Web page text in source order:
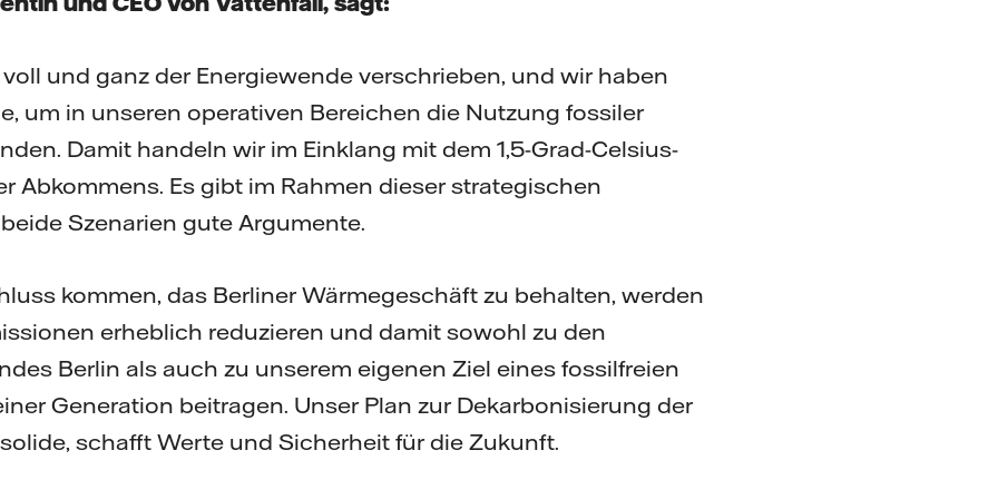
und ganz der Energiewende verschrieben, und wir haben
um in unseren operativen Bereichen die Nutzung fossiler
Damit handeln wir im Einklang mit dem 1,5-Grad-Celsius-
Abkommens. Es gibt im Rahmen dieser strategischen
Szenarien gute Argumente.
kommen, das Berliner Wärmegeschäft zu behalten, werden
erheblich reduzieren und damit sowohl zu den
Berlin als auch zu unserem eigenen Ziel eines fossilfreien
Generation beitragen. Unser Plan zur Dekarbonisierung der
schafft Werte und Sicherheit für die Zukunft.